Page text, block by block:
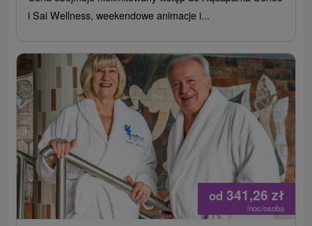
i Sai Wellness, weekendowe animacje i...
od 341,26 zł
/noc/osoba